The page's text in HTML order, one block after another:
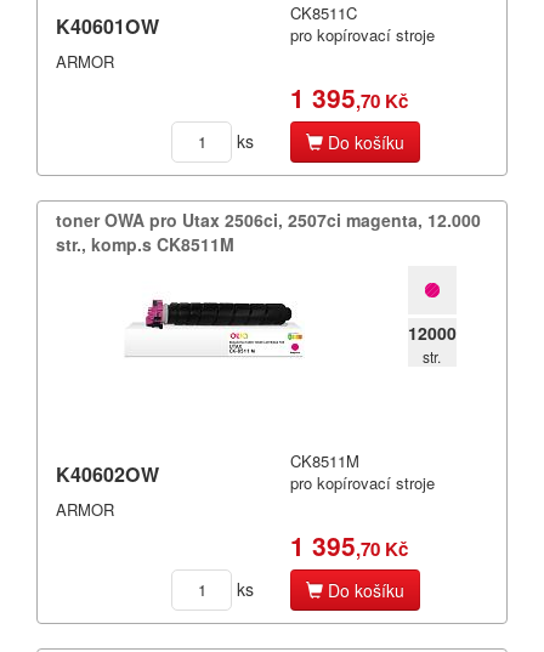
K40601OW
ARMOR
CK8511C
pro kopírovací stroje
1 395,70 Kč
ks Do košíku
toner OWA pro Utax 2506ci,​ 2507ci magenta,​ 12.​000
str.​,​ komp.​s CK8511M
12000
str.
K40602OW
ARMOR
CK8511M
pro kopírovací stroje
1 395,70 Kč
ks Do košíku